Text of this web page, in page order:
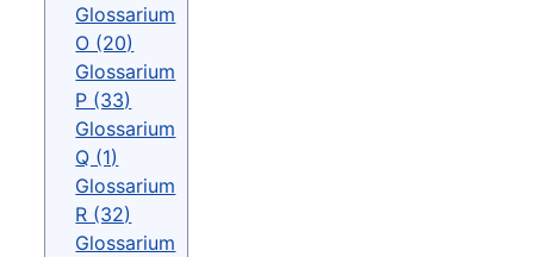
Glossarium
O (20)
Glossarium
P (33)
Glossarium
Q (1)
Glossarium
R (32)
Glossarium